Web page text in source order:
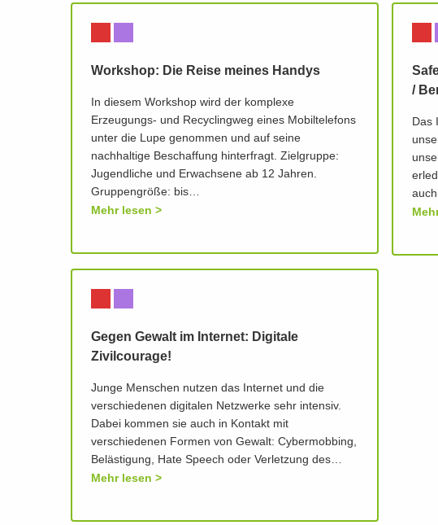
Workshop: Die Reise meines Handys
In diesem Workshop wird der komplexe
Erzeugungs- und Recyclingweg eines Mobiltelefons
unter die Lupe genommen und auf seine
nachhaltige Beschaffung hinterfragt. Zielgruppe:
Jugendliche und Erwachsene ab 12 Jahren.
Gruppengröße: bis…
Mehr lesen
/
Das
Gegen Gewalt im Internet: Digitale
Zivilcourage!
Junge Menschen nutzen das Internet und die
verschiedenen digitalen Netzwerke sehr intensiv.
Dabei kommen sie auch in Kontakt mit
verschiedenen Formen von Gewalt: Cybermobbing,
Belästigung, Hate Speech oder Verletzung des…
Mehr lesen